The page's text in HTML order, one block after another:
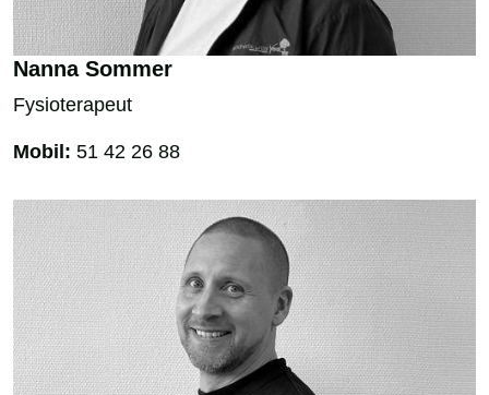
Nanna Sommer
Fysioterapeut
Mobil: 51 42 26 88